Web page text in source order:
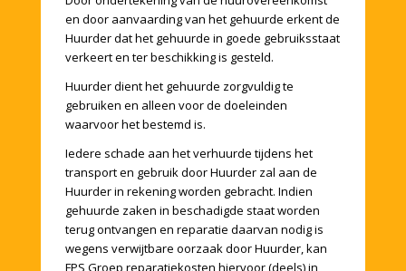
en door aanvaarding van het gehuurde erkent de
Huurder dat het gehuurde in goede gebruiksstaat
verkeert en ter beschikking is gesteld.
Huurder dient het gehuurde zorgvuldig te
gebruiken en alleen voor de doeleinden
waarvoor het bestemd is.
Iedere schade aan het verhuurde tijdens het
transport en gebruik door Huurder zal aan de
Huurder in rekening worden gebracht. Indien
gehuurde zaken in beschadigde staat worden
terug ontvangen en reparatie daarvan nodig is
wegens verwijtbare oorzaak door Huurder, kan
FPS Groep reparatiekosten hiervoor (deels) in